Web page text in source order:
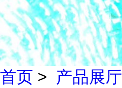
首页 > 产品展厅